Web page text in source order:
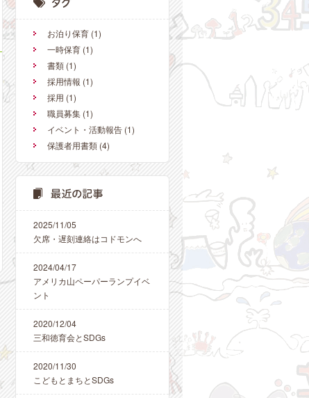
お泊り保育 (1)
一時保育 (1)
書類 (1)
採用情報 (1)
採用 (1)
職員募集 (1)
イベント・活動報告 (1)
保護者用書類 (4)
2025/11/05
欠席・遅刻連絡はコドモンへ
2024/04/17
アメリカ山ペーパーランプイベ
ント
2020/12/04
三和徳育会とSDGs
2020/11/30
こどもとまちとSDGs